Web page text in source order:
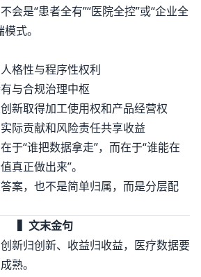
会是“患者全有”“医院全控”或“企业全
式。
格性与程序性权利
与合规治理中枢
新取得加工使用权和产品经营权
际贡献和风险责任共享收益
于“谁把数据拿走”，而在于“谁能在
真正做出来”。
案，也不是简单归属，而是分层配
▍文末金句
新归创新、收益归收益，医疗数据要
熟。